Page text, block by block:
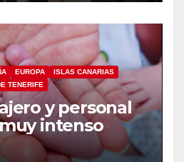
EUROPA
ISLAS CANARIAS
TENERIFE
y personal
intenso